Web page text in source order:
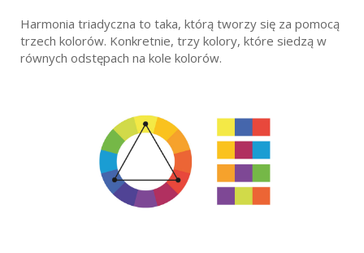
Harmonia triadyczna to taka, którą tworzy się za pomocą
trzech kolorów. Konkretnie, trzy kolory, które siedzą w
równych odstępach na kole kolorów.